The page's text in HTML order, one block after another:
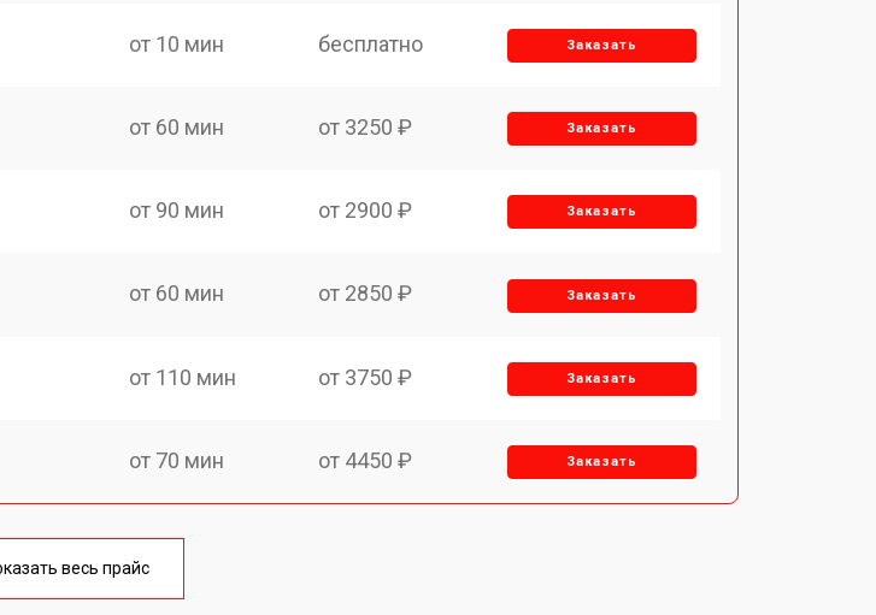
от 10 мин бесплатно Заказать
от 60 мин от 3250 ₽ Заказать
от 90 мин от 2900 ₽ Заказать
от 60 мин от 2850 ₽ Заказать
от 110 мин от 3750 ₽ Заказать
от 70 мин от 4450 ₽ Заказать
от 80 мин
весь прайс